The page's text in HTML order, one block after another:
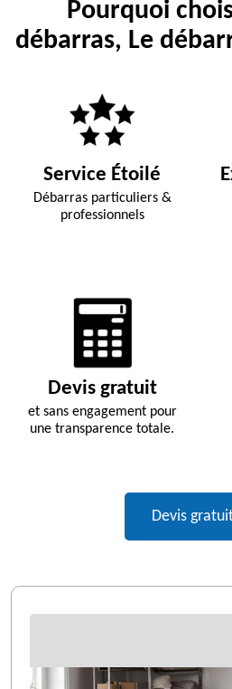
Pourquoi
débarras, Le
Service Étoilé
Débarras particuliers &
professionnels
Devis gratuit
et sans engagement pour
une transparence totale.
Devis